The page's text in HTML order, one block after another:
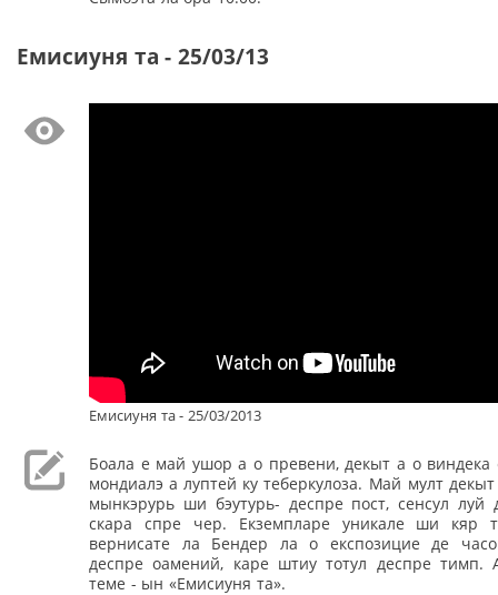
Емисиуня та - 25/03/13
Емисиуня та - 25/03/2013
Боала е май ушор а о превени, декыт а о виндека
мондиалэ а луптей ку теберкулоза. Май мулт
мынкэрурь ши бэутурь- деспре пост, сенсул луй
скара спре чер. Екземпларе уникале ши кяр
вернисате ла Бендер ла о експозицие де
деспре оамений, каре штиу тотул деспре тимп.
теме - ын «Емисиуня та».